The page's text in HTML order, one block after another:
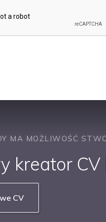
MA MOŻLIWOŚĆ
kreator
CV